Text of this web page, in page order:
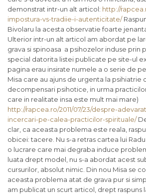
demonstrat intr-un alt articol: http://
impostura-vs-tradiie-i-autenticitate/
Bivolaru la acesta observatie foarte
Ulterior intr-un alt articol am abordat pe
grava si spinoasa a psihozelor induse prin
special datorita listei publicate pe site-ul
pagina erau insirate numele a o serie de
Misa care au ajuns de urgenta la psihiatrie
decompensari psihotice, in urma
care in realitate insa este mult mai mare)
http://rapcea.ro/2011/07/23/despre-
incercari-pe-calea-practicilor-spirituale/
clar, ca aceasta problema este reala,
obicei: tacere. Nu s-a retras cartea lui
o lucrare care mai degraba induce
luata drept model, nu s-a abordat acest
cursurilor, absolut nimic. Din nou Misa se
aceasta problema atat de grava pur si
am publicat un scurt articol, drept raspuns